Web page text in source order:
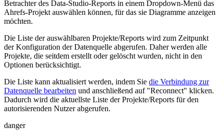
Betrachter des Data-Studio-Reports in einem Dropdown-Menü das
Ahrefs-Projekt auswählen können, für das sie Diagramme anzeigen
möchten.
Die Liste der auswählbaren Projekte/Reports wird zum Zeitpunkt
der Konfiguration der Datenquelle abgerufen. Daher werden alle
Projekte, die seitdem erstellt oder gelöscht wurden, nicht in den
Optionen berücksichtigt.
Die Liste kann aktualisiert werden, indem Sie die Verbindung zur
Datenquelle bearbeiten und anschließend auf "Reconnect" klicken.
Dadurch wird die aktuellste Liste der Projekte/Reports für den
autorisierenden Nutzer abgerufen.
danger